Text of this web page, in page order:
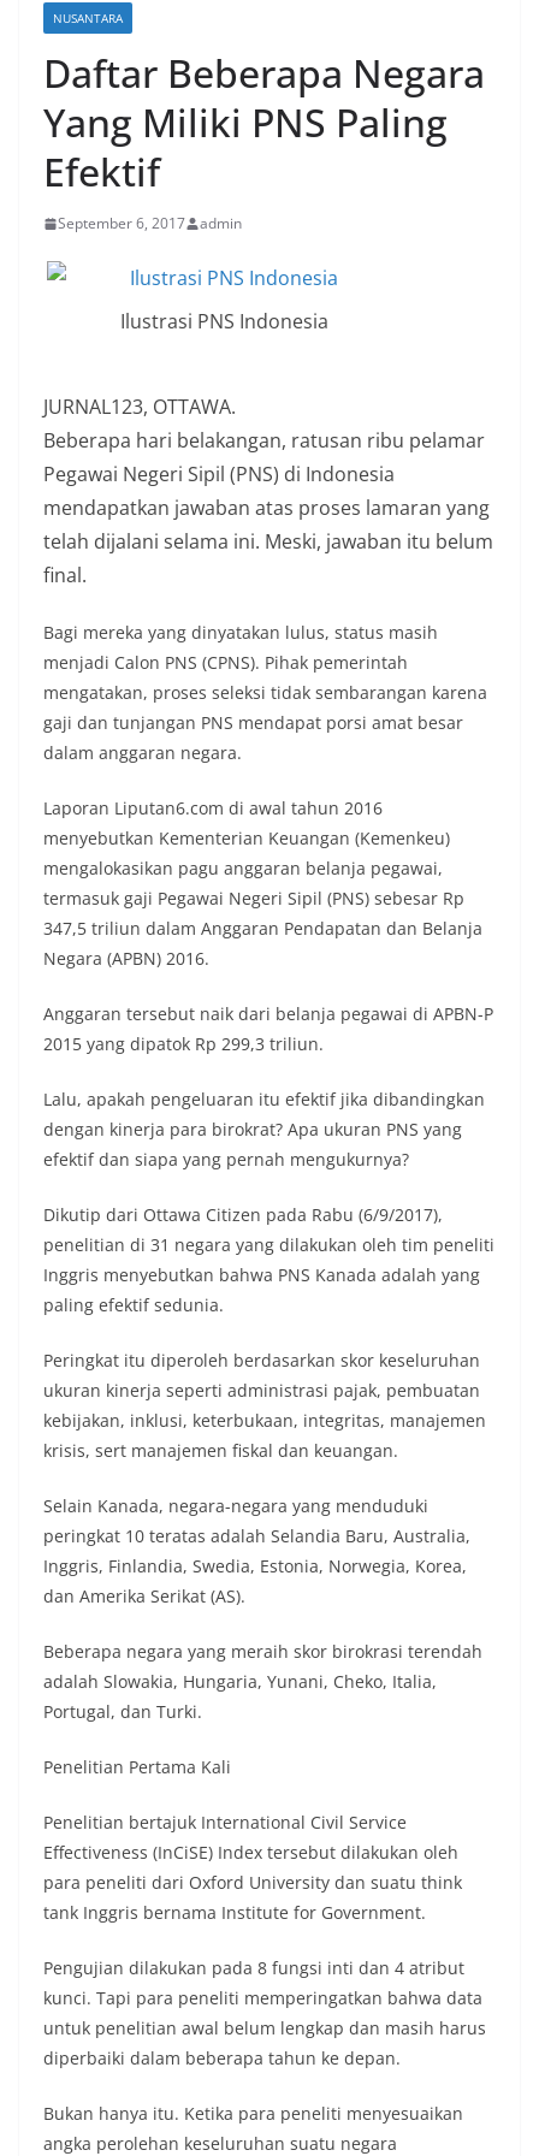
NUSANTARA
Daftar Beberapa Negara
Yang Miliki PNS Paling
Efektif
September 6, 2017 admin
Ilustrasi PNS Indonesia
JURNAL123, OTTAWA.
Beberapa hari belakangan, ratusan ribu pelamar
Pegawai Negeri Sipil (PNS) di Indonesia
mendapatkan jawaban atas proses lamaran yang
telah dijalani selama ini. Meski, jawaban itu belum
final.
Bagi mereka yang dinyatakan lulus, status masih
menjadi Calon PNS (CPNS). Pihak pemerintah
mengatakan, proses seleksi tidak sembarangan karena
gaji dan tunjangan PNS mendapat porsi amat besar
dalam anggaran negara.
Laporan Liputan6.com di awal tahun 2016
menyebutkan Kementerian Keuangan (Kemenkeu)
mengalokasikan pagu anggaran belanja pegawai,
termasuk gaji Pegawai Negeri Sipil (PNS) sebesar Rp
347,5 triliun dalam Anggaran Pendapatan dan Belanja
Negara (APBN) 2016.
Anggaran tersebut naik dari belanja pegawai di APBN-P
2015 yang dipatok Rp 299,3 triliun.
Lalu, apakah pengeluaran itu efektif jika dibandingkan
dengan kinerja para birokrat? Apa ukuran PNS yang
efektif dan siapa yang pernah mengukurnya?
Dikutip dari Ottawa Citizen pada Rabu (6/9/2017),
penelitian di 31 negara yang dilakukan oleh tim peneliti
Inggris menyebutkan bahwa PNS Kanada adalah yang
paling efektif sedunia.
Peringkat itu diperoleh berdasarkan skor keseluruhan
ukuran kinerja seperti administrasi pajak, pembuatan
kebijakan, inklusi, keterbukaan, integritas, manajemen
krisis, sert manajemen fiskal dan keuangan.
Selain Kanada, negara-negara yang menduduki
peringkat 10 teratas adalah Selandia Baru, Australia,
Inggris, Finlandia, Swedia, Estonia, Norwegia, Korea,
dan Amerika Serikat (AS).
Beberapa negara yang meraih skor birokrasi terendah
adalah Slowakia, Hungaria, Yunani, Cheko, Italia,
Portugal, dan Turki.
Penelitian Pertama Kali
Penelitian bertajuk International Civil Service
Effectiveness (InCiSE) Index tersebut dilakukan oleh
para peneliti dari Oxford University dan suatu think
tank Inggris bernama Institute for Government.
Pengujian dilakukan pada 8 fungsi inti dan 4 atribut
kunci. Tapi para peneliti memperingatkan bahwa data
untuk penelitian awal belum lengkap dan masih harus
diperbaiki dalam beberapa tahun ke depan.
Bukan hanya itu. Ketika para peneliti menyesuaikan
angka perolehan keseluruhan suatu negara